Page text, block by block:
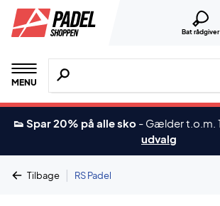
Bat rådgiver
MENU
Søg efter produkter, mærker etc.
👟 Spar 20% på alle sko - Gælder t.o.m.
udvalg
Tilbage | RS Padel